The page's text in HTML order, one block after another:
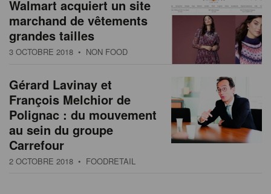
Walmart acquiert un site
marchand de vêtements
grandes tailles
3 OCTOBRE 2018 • NON FOOD
Gérard Lavinay et
François Melchior de
Polignac : du mouvement
au sein du groupe
Carrefour
2 OCTOBRE 2018 • FOODRETAIL